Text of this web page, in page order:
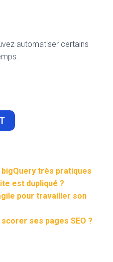
automatiser certains
très pratiques
est dupliqué ?
pour travailler son
ses pages SEO ?